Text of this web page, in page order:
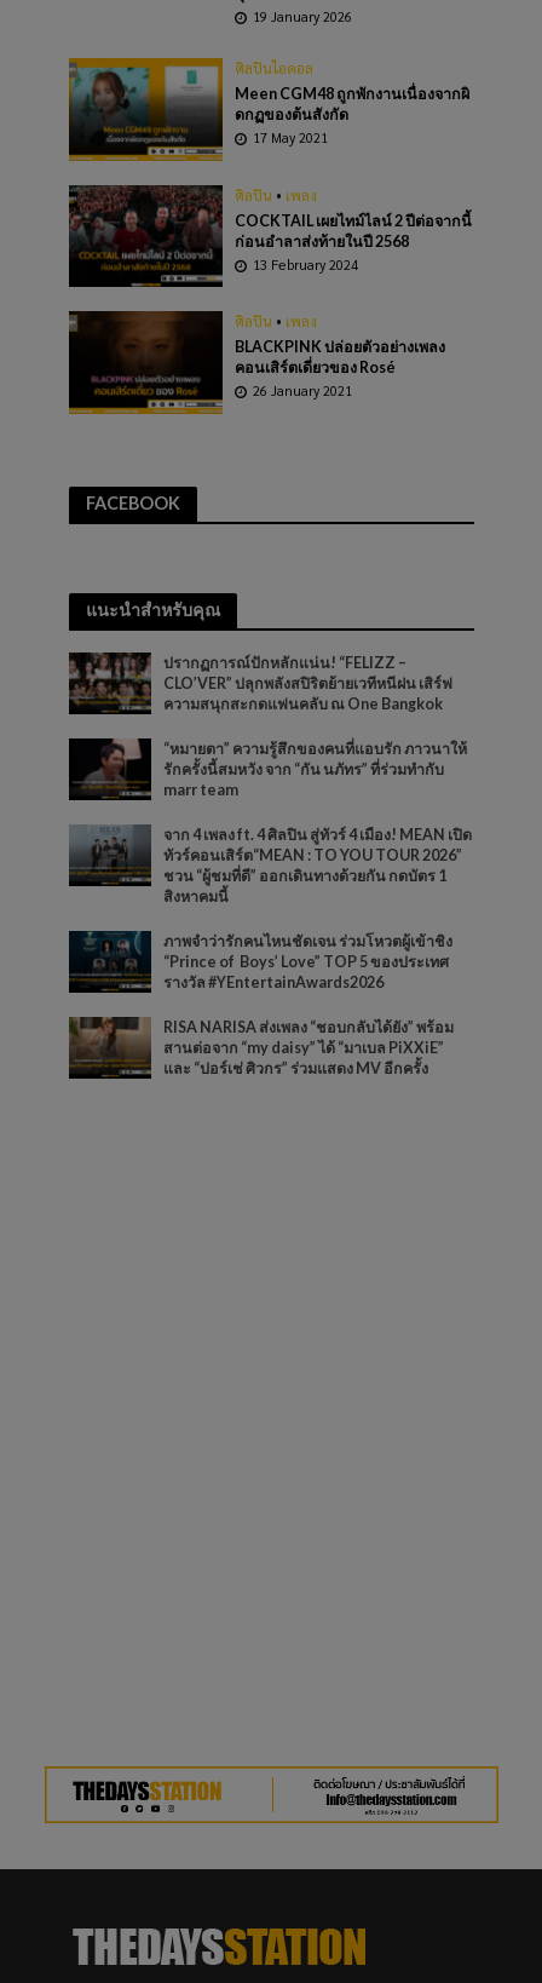
19 January 2026
ศิลปินไอดอล
Meen CGM48 ถูกพักงานเนื่องจากผิ
ดกฏของต้นสังกัด
17 May 2021
ศิลปิน • เพลง
COCKTAIL เผยไทม์ไลน์ 2 ปีต่อจากนี้
ก่อนอำลาส่งท้ายในปี 2568
13 February 2024
ศิลปิน • เพลง
BLACKPINK ปล่อยตัวอย่างเพลง
คอนเสิร์ตเดี่ยวของ Rosé
26 January 2021
FACEBOOK
แนะนำสำหรับคุณ
ปรากฏการณ์ปักหลักแน่น! “FELIZZ –
CLO’VER” ปลุกพลังสปิริตย้ายเวทีหนีฝน เสิร์ฟ
ความสนุกสะกดแฟนคลับ ณ One Bangkok
“หมายตา” ความรู้สึกของคนที่แอบรัก ภาวนาให้
รักครั้งนี้สมหวัง จาก “กัน นภัทร” ที่ร่วมทำกับ
marr team
จาก 4 เพลง ft. 4 ศิลปิน สู่ทัวร์ 4 เมือง! MEAN เปิด
ทัวร์คอนเสิร์ต“MEAN : TO YOU TOUR 2026”
ชวน “ผู้ชมที่ดี” ออกเดินทางด้วยกัน กดบัตร 1
สิงหาคมนี้
ภาพจำว่ารักคนไหนชัดเจน ร่วมโหวตผู้เข้าชิง
“Prince of Boys’ Love” TOP 5 ของประเทศ
รางวัล #YEntertainAwards2026
RISA NARISA ส่งเพลง “ชอบกลับได้ยัง” พร้อม
สานต่อจาก “my daisy” ได้ “มาเบล PiXXiE”
และ “ปอร์เช่ ศิวกร” ร่วมแสดง MV อีกครั้ง